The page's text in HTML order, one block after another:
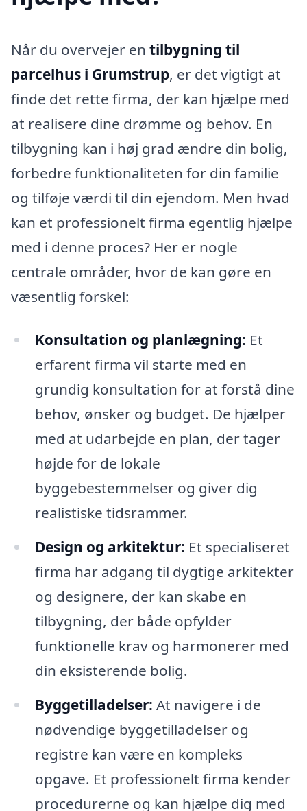
Når du overvejer en tilbygning til
parcelhus i Grumstrup, er det vigtigt at
finde det rette firma, der kan hjælpe med
at realisere dine drømme og behov. En
tilbygning kan i høj grad ændre din bolig,
forbedre funktionaliteten for din familie
og tilføje værdi til din ejendom. Men hvad
kan et professionelt firma egentlig hjælpe
med i denne proces? Her er nogle
centrale områder, hvor de kan gøre en
væsentlig forskel:
Konsultation og planlægning: Et
erfarent firma vil starte med en
grundig konsultation for at forstå dine
behov, ønsker og budget. De hjælper
med at udarbejde en plan, der tager
højde for de lokale
byggebestemmelser og giver dig
realistiske tidsrammer.
Design og arkitektur: Et specialiseret
firma har adgang til dygtige arkitekter
og designere, der kan skabe en
tilbygning, der både opfylder
funktionelle krav og harmonerer med
din eksisterende bolig.
Byggetilladelser: At navigere i de
nødvendige byggetilladelser og
registre kan være en kompleks
opgave. Et professionelt firma kender
procedurerne og kan hjælpe dig med